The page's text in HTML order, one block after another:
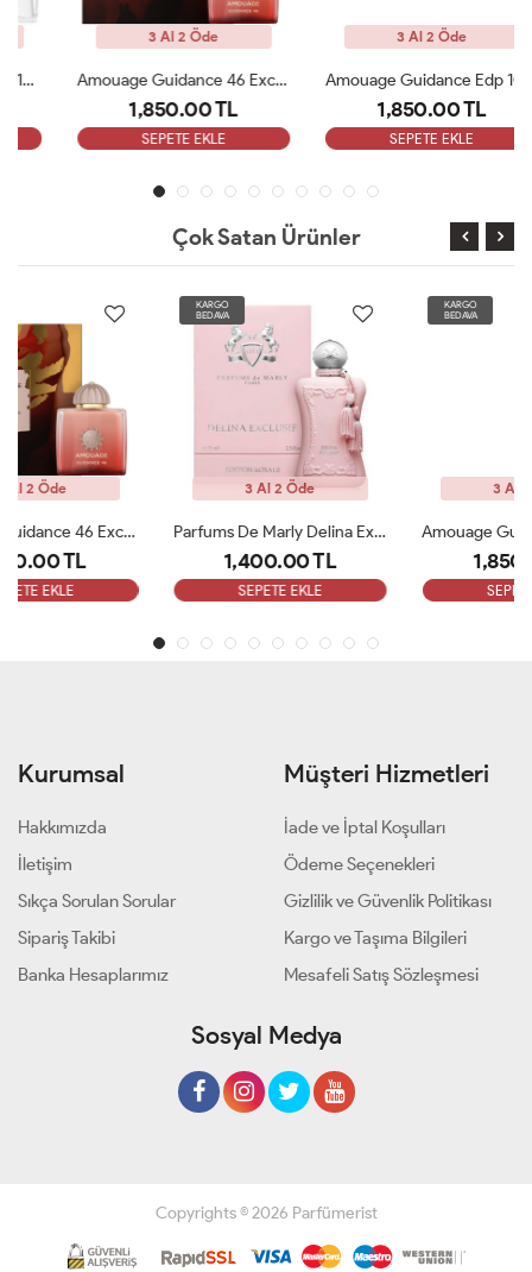
3 Al 2 Öde
Amouage Guidance 46 Exceptional Extrait 100ml Kadın Parfüm ARC
1,850.00 TL
SEPETE EKLE
3 Al 2 Öde
Amouage Guidance Edp 100 Ml Bayan Parfüm ARC
1,850.00 TL
SEPETE EKLE
Çok Satan Ürünler
Parfums De Marly Delina Exclusive EDP Kadın 75ml Parfüm ARC
1,400.00 TL
SEPETE EKLE
KARGO
3 Al 2 Öde
Amouage Guidance Edp 100 Ml Bayan Parfüm ARC
1,850.00 TL
SEPETE EKLE
Kurumsal
Hakkımızda
İletişim
Sıkça Sorulan Sorular
Sipariş Takibi
Banka Hesaplarımız
Müşteri Hizmetleri
İade ve İptal Koşulları
Ödeme Seçenekleri
Gizlilik ve Güvenlik Politikası
Kargo ve Taşıma Bilgileri
Mesafeli Satış Sözleşmesi
Sosyal Medya
Copyrights © 2026 Parfümerist